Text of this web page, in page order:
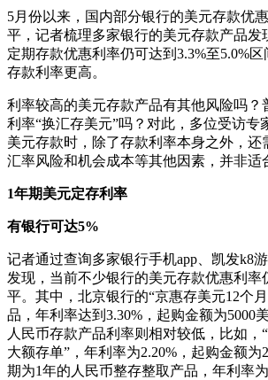
5月份以来，国内部分银行的美元存款优
平，记者梳理多家银行的美元存款产品发
定期存款优惠利率仍可达到3.3%至5.0%
存款利率更高。
利率较高的美元存款产品有其他风险吗？
利率“换汇存美元”吗？对此，多位受访专
美元存款时，除了存款利率本身之外，还
汇率风险和机会成本等其他因素，并非适
1年期美元定存利率
有银行可达5%
记者通过查询多家银行手机app、凯发k8
发现，当前不少银行的美元存款优惠利率
平。其中，北京银行的“京惠存美元12个
品，年利率达到3.30%，起购金额为5000
人民币存款产品利率则相对较低，比如，
大额存单”，年利率为2.20%，起购金额
期为1年的人民币整存整取产品，年利率